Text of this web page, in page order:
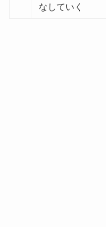
なしていく